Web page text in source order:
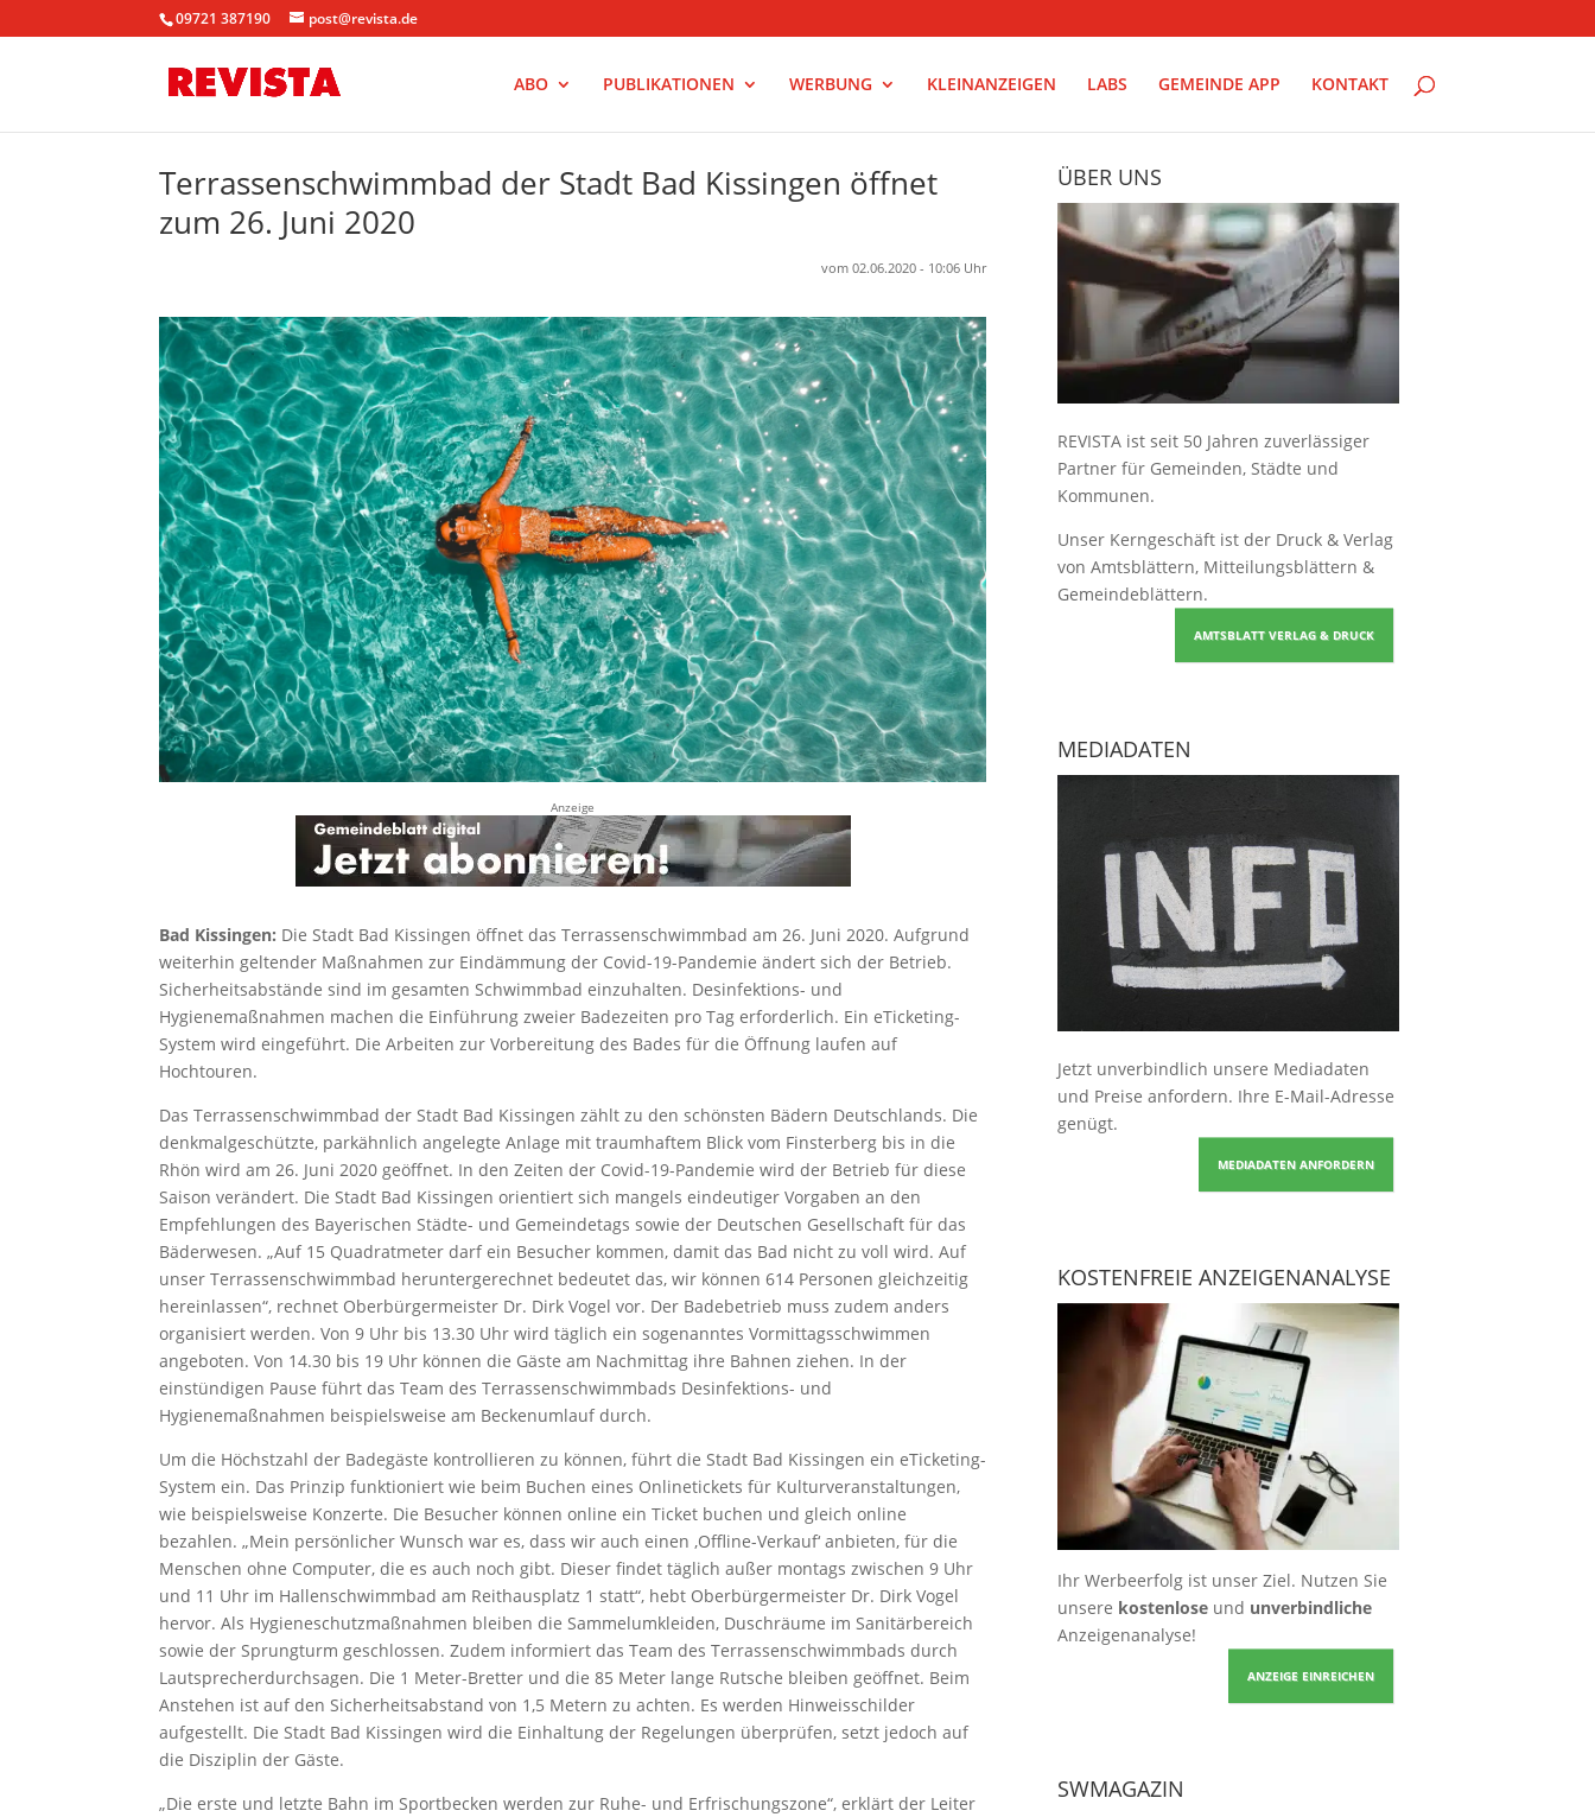
09721 387190 post@revista.de
ABO PUBLIKATIONEN WERBUNG KLEINANZEIGEN LABS GEMEINDE APP KONTAKT
Terrassenschwimmbad der Stadt Bad Kissingen öffnet
zum 26. Juni 2020
vom 02.06.2020 - 10:06 Uhr
Anzeige
Bad Kissingen: Die Stadt Bad Kissingen öffnet das Terrassenschwimmbad am 26. Juni 2020. Aufgrund
weiterhin geltender Maßnahmen zur Eindämmung der Covid-19-Pandemie ändert sich der Betrieb.
Sicherheitsabstände sind im gesamten Schwimmbad einzuhalten. Desinfektions- und
Hygienemaßnahmen machen die Einführung zweier Badezeiten pro Tag erforderlich. Ein eTicketing-
System wird eingeführt. Die Arbeiten zur Vorbereitung des Bades für die Öffnung laufen auf
Hochtouren.
Das Terrassenschwimmbad der Stadt Bad Kissingen zählt zu den schönsten Bädern Deutschlands. Die
denkmalgeschützte, parkähnlich angelegte Anlage mit traumhaftem Blick vom Finsterberg bis in die
Rhön wird am 26. Juni 2020 geöffnet. In den Zeiten der Covid-19-Pandemie wird der Betrieb für diese
Saison verändert. Die Stadt Bad Kissingen orientiert sich mangels eindeutiger Vorgaben an den
Empfehlungen des Bayerischen Städte- und Gemeindetags sowie der Deutschen Gesellschaft für das
Bäderwesen. „Auf 15 Quadratmeter darf ein Besucher kommen, damit das Bad nicht zu voll wird. Auf
unser Terrassenschwimmbad heruntergerechnet bedeutet das, wir können 614 Personen gleichzeitig
hereinlassen“, rechnet Oberbürgermeister Dr. Dirk Vogel vor. Der Badebetrieb muss zudem anders
organisiert werden. Von 9 Uhr bis 13.30 Uhr wird täglich ein sogenanntes Vormittagsschwimmen
angeboten. Von 14.30 bis 19 Uhr können die Gäste am Nachmittag ihre Bahnen ziehen. In der
einstündigen Pause führt das Team des Terrassenschwimmbads Desinfektions- und
Hygienemaßnahmen beispielsweise am Beckenumlauf durch.
Um die Höchstzahl der Badegäste kontrollieren zu können, führt die Stadt Bad Kissingen ein eTicketing-
System ein. Das Prinzip funktioniert wie beim Buchen eines Onlinetickets für Kulturveranstaltungen,
wie beispielsweise Konzerte. Die Besucher können online ein Ticket buchen und gleich online
bezahlen. „Mein persönlicher Wunsch war es, dass wir auch einen ‚Offline-Verkauf‘ anbieten, für die
Menschen ohne Computer, die es auch noch gibt. Dieser findet täglich außer montags zwischen 9 Uhr
und 11 Uhr im Hallenschwimmbad am Reithausplatz 1 statt“, hebt Oberbürgermeister Dr. Dirk Vogel
hervor. Als Hygieneschutzmaßnahmen bleiben die Sammelumkleiden, Duschräume im Sanitärbereich
sowie der Sprungturm geschlossen. Zudem informiert das Team des Terrassenschwimmbads durch
Lautsprecherdurchsagen. Die 1 Meter-Bretter und die 85 Meter lange Rutsche bleiben geöffnet. Beim
Anstehen ist auf den Sicherheitsabstand von 1,5 Metern zu achten. Es werden Hinweisschilder
aufgestellt. Die Stadt Bad Kissingen wird die Einhaltung der Regelungen überprüfen, setzt jedoch auf
die Disziplin der Gäste.
„Die erste und letzte Bahn im Sportbecken werden zur Ruhe- und Erfrischungszone“, erklärt der Leiter
ÜBER UNS
REVISTA ist seit 50 Jahren zuverlässiger
Partner für Gemeinden, Städte und
Kommunen.
Unser Kerngeschäft ist der Druck & Verlag
von Amtsblättern, Mitteilungsblättern &
Gemeindeblättern.
AMTSBLATT VERLAG & DRUCK
MEDIADATEN
Jetzt unverbindlich unsere Mediadaten
und Preise anfordern. Ihre E-Mail-Adresse
genügt.
MEDIADATEN ANFORDERN
KOSTENFREIE ANZEIGENANALYSE
Ihr Werbeerfolg ist unser Ziel. Nutzen Sie
unsere kostenloseund unverbindliche
Anzeigenanalyse!
ANZEIGE EINREICHEN
SWMAGAZIN